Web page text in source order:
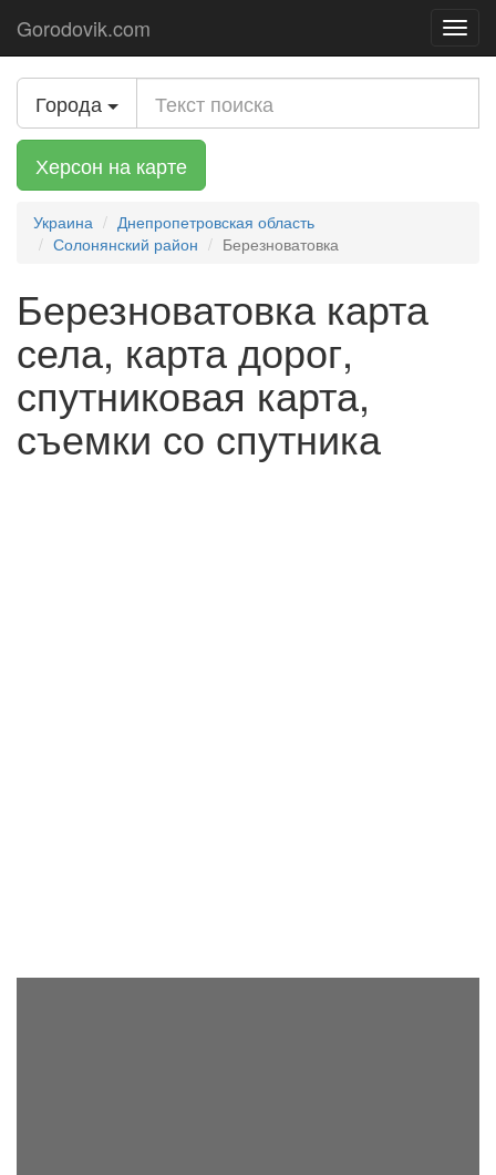
Gorodovik.com
Города
Херсон на карте
Украина
Днепропетровская область
Солонянский район
Березноватовка
Березноватовка карта
села, карта дорог,
спутниковая карта,
съемки со спутника